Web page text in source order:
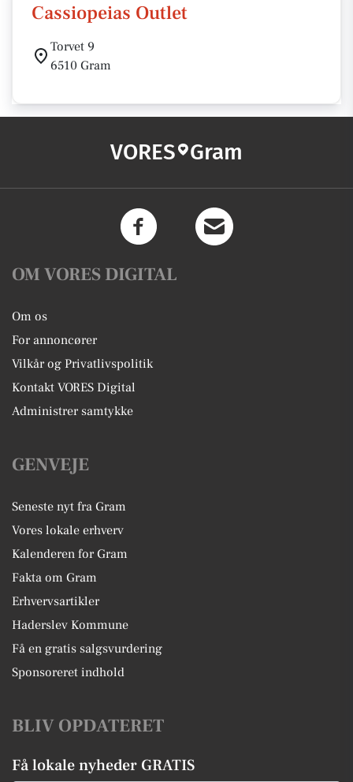
Cassiopeias Outlet
Torvet 9
6510 Gram
VORES Gram
OM VORES DIGITAL
Om os
For annoncører
Vilkår og Privatlivspolitik
Kontakt VORES Digital
Administrer samtykke
GENVEJE
Seneste nyt fra Gram
Vores lokale erhverv
Kalenderen for Gram
Fakta om Gram
Erhvervsartikler
Haderslev Kommune
Få en gratis salgsvurdering
Sponsoreret indhold
BLIV OPDATERET
Få lokale nyheder GRATIS